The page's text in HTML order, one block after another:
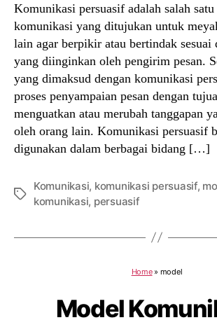
Komunikasi persuasif adalah salah
komunikasi yang ditujukan untuk
lain agar berpikir atau bertindak sesuai
yang diinginkan oleh pengirim pesan.
yang dimaksud dengan komunikasi
proses penyampaian pesan dengan
menguatkan atau merubah tanggapan
oleh orang lain. Komunikasi persuasif
digunakan dalam berbagai bidang […]
Tags
Komunikasi, komunikasi persuasif,
komunikasi, persuasif
Home» model
Model